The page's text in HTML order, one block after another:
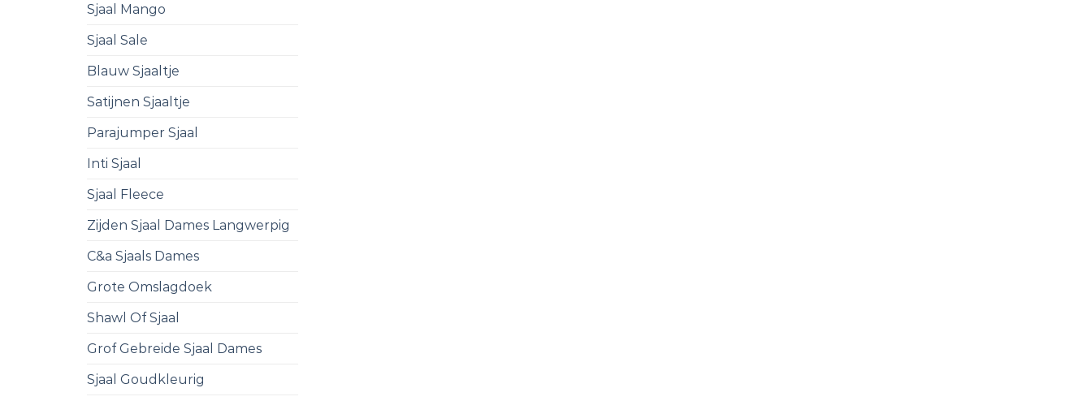
Sjaal Mango
Sjaal Sale
Blauw Sjaaltje
Satijnen Sjaaltje
Parajumper Sjaal
Inti Sjaal
Sjaal Fleece
Zijden Sjaal Dames Langwerpig
C&a Sjaals Dames
Grote Omslagdoek
Shawl Of Sjaal
Grof Gebreide Sjaal Dames
Sjaal Goudkleurig